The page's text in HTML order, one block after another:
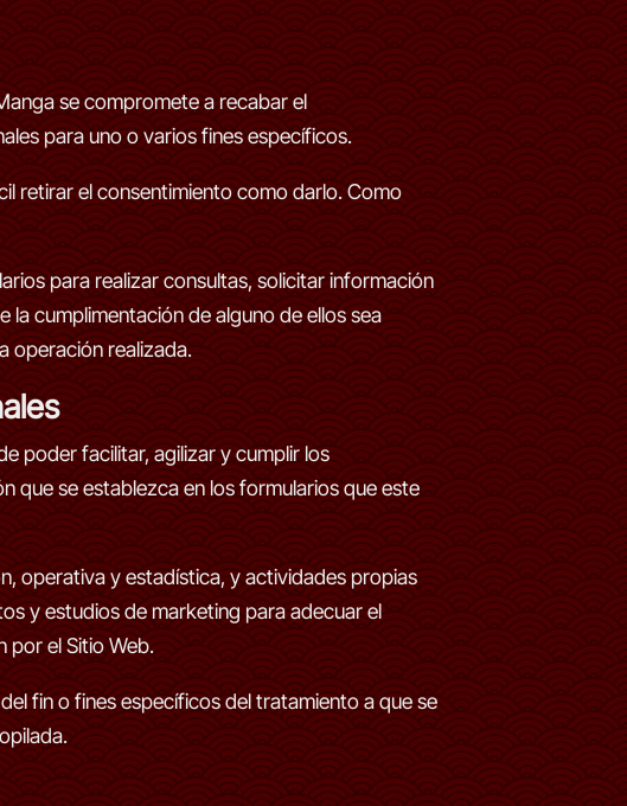
se compromete a recabar el
para uno o varios fines específicos.
retirar el consentimiento como darlo. Como
para realizar consultas, solicitar información
cumplimentación de alguno de ellos sea
operación realizada.
poder facilitar, agilizar y cumplir los
que se establezca en los formularios que este
operativa y estadística, y actividades propias
y estudios de marketing para adecuar el
por el Sitio Web.
fin o fines específicos del tratamiento a que se